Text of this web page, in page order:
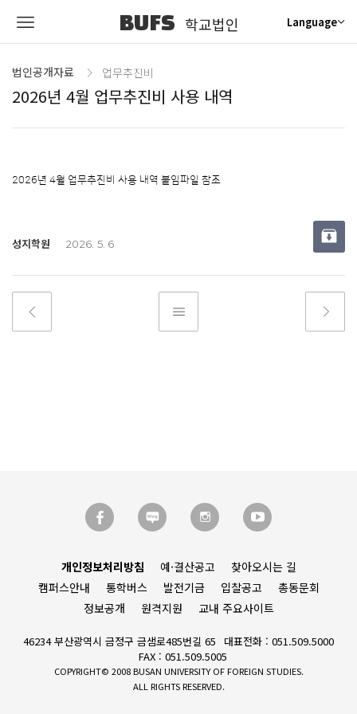
BUFS 학교법인 Language
법인공개자료 업무추진비
2026년 4월 업무추진비 사용 내역
2026년 4월 업무추진비 사용 내역 붙임파일 참조
성지학원 2026. 5. 6
개인정보처리방침 예·결산공고
찾아오시는 길
캠퍼스안내
통학버스 발전기금 입찰공고
총동문회
정보공개
원격지원 교내 주요사이트
46234 부산광역시 금정구 금샘로485번길 65
대표전화 : 051.509.5000
FAX : 051.509.5005
COPYRIGHT© 2008 BUSAN UNIVERSITY OF FOREIGN STUDIES.
ALL RIGHTS RESERVED.